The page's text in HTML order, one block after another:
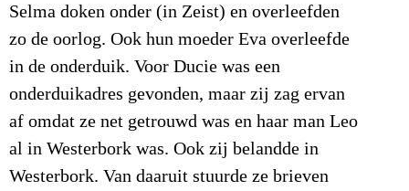
Selma doken onder (in Zeist) en overleefden
zo de oorlog. Ook hun moeder Eva overleefde
in de onderduik. Voor Ducie was een
onderduikadres gevonden, maar zij zag ervan
af omdat ze net getrouwd was en haar man Leo
al in Westerbork was. Ook zij belandde in
Westerbork. Van daaruit stuurde ze brieven